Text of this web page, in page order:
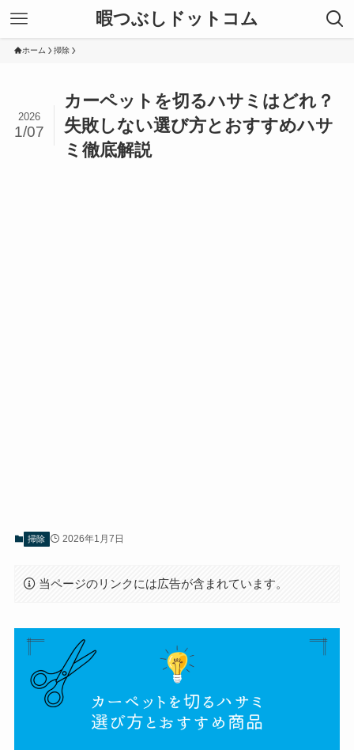
暇つぶしドットコム
ホーム 掃除
カーペットを切るハサミはどれ？
失敗しない選び方とおすすめハサ
ミ徹底解説
2026
1/07
掃除 2026年1月7日
当ページのリンクには広告が含まれています。